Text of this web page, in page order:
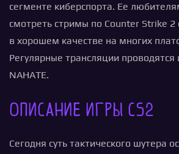
сегменте киберспорта. Ее
смотреть стримы по Counter Strike 2
в хорошем качестве на многих
Регулярные трансляции проводятся
NAHATE.
Описание игры CS2
Сегодня суть тактического шутера